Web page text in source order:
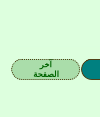
آخر
الصفحة